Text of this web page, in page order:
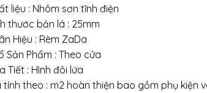
liệu : Nhôm sơn tĩnh điện
thước bản lá : 25mm
Hiệu : Rèm ZaDa
Sản Phẩm : Theo cửa
Tiết : Hình đôi lứa
tính theo : m2 hoàn thiện bao gồm phụ kiện